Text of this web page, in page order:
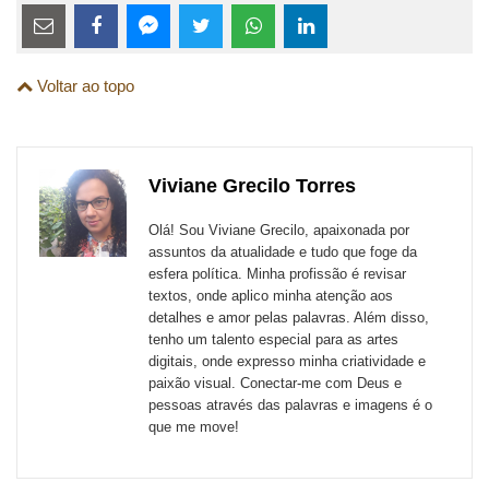
Estes
links
são
sites
externos
esta
Email
esta
FacebookMessenger
TwitterWhatsApp
LinkedIn
Voltar ao topo
Viviane Grecilo Torres
Olá! Sou Viviane Grecilo, apaixonada por
assuntos da atualidade e tudo que foge da
esfera política. Minha profissão é revisar
textos, onde aplico minha atenção aos
detalhes e amor pelas palavras. Além disso,
tenho um talento especial para as artes
digitais, onde expresso minha criatividade e
paixão visual. Conectar-me com Deus e
pessoas através das palavras e imagens é o
que me move!